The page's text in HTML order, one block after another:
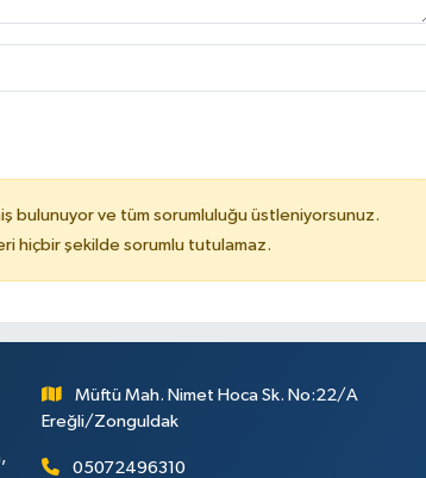
bulunuyor ve tüm sorumluluğu üstleniyorsunuz.
hiçbir şekilde sorumlu tutulamaz.
Müftü Mah. Nimet Hoca Sk. No:22/A
Ereğli/Zonguldak
05072496310